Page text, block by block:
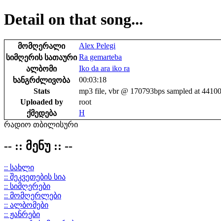
Detail on that song...
მომღერალი
Alex Pelegi
სიმღერის სათაური Ra gemarteba
ალბომი
Iko da ara iko ra
ხანგრძლივობა
00:03:18
Stats
mp3 file, vbr @ 170793bps sampled at
Uploaded by
root
ქმედება
H
რადიო თბილისური
-- :: მენუ :: --
:: სახლი
:: შეკვეთების სია
:: სიმღერები
:: მომღერლები
:: ალბომები
:: ჟანრები